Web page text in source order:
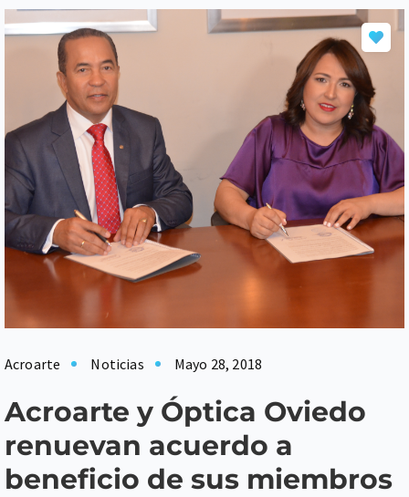
Acroarte Noticias Mayo 28, 2018
Acroarte y Óptica Oviedo
renuevan acuerdo a
beneficio de sus miembros